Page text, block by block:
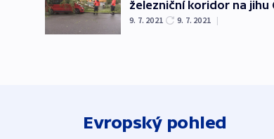
železniční koridor na jihu
9. 7. 2021 9. 7. 2021 |
Evropský pohled